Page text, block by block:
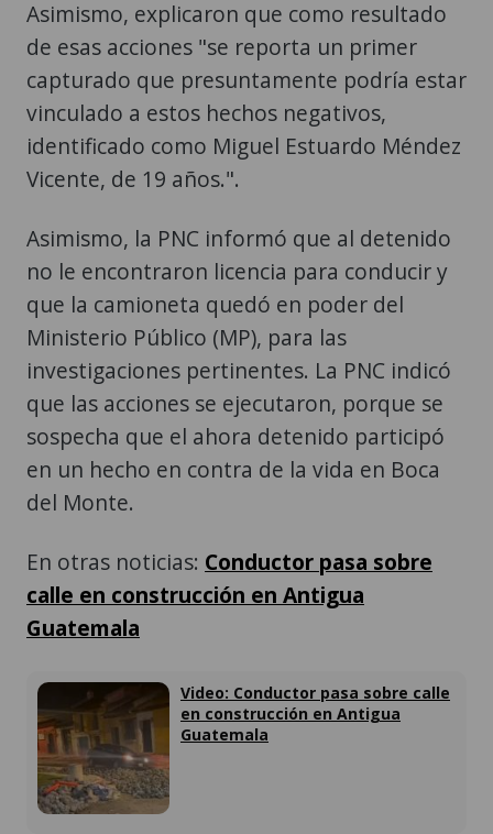
Asimismo, explicaron que como resultado
de esas acciones "se reporta un primer
capturado que presuntamente podría estar
vinculado a estos hechos negativos,
identificado como Miguel Estuardo Méndez
Vicente, de 19 años.".
Asimismo, la PNC informó que al detenido
no le encontraron licencia para conducir y
que la camioneta quedó en poder del
Ministerio Público (MP), para las
investigaciones pertinentes. La PNC indicó
que las acciones se ejecutaron, porque se
sospecha que el ahora detenido participó
en un hecho en contra de la vida en Boca
del Monte.
En otras noticias: Conductor pasa sobre
calle en construcción en Antigua
Guatemala
Video: Conductor pasa sobre calle
en construcción en Antigua
Guatemala